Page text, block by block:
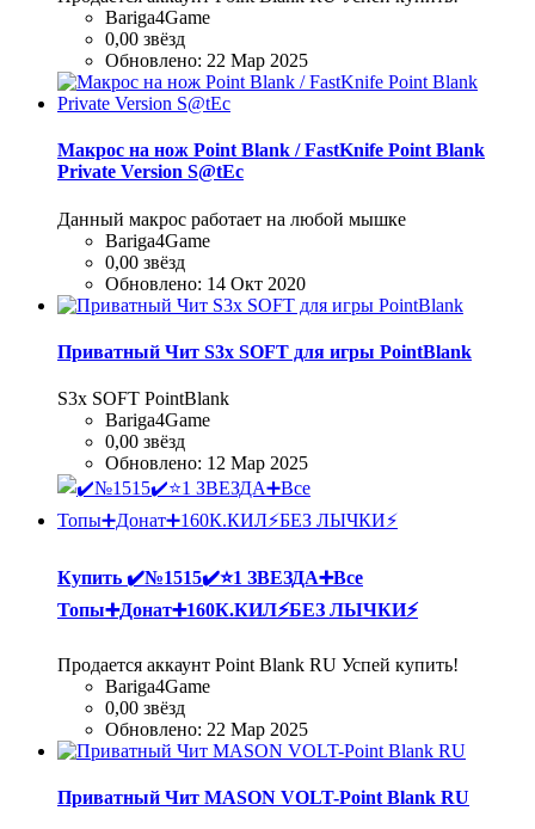
Bariga4Game
0,00 звёзд
Обновлено: 22 Мар 2025
Макрос на нож Point Blank / FastKnife Point Blank
Private Version S@tEc
Данный макрос работает на любой мышке
Bariga4Game
0,00 звёзд
Обновлено: 14 Окт 2020
Приватный Чит S3x SOFT для игры PointBlank
S3x SOFT PointBlank
Bariga4Game
0,00 звёзд
Обновлено: 12 Мар 2025
Купить ✔️№1515✔️⭐️1 ЗВЕЗДА➕Все
Топы➕Донат➕160К.КИЛ⚡БЕЗ ЛЫЧКИ⚡
Продается аккаунт Point Blank RU Успей купить!
Bariga4Game
0,00 звёзд
Обновлено: 22 Мар 2025
Приватный Чит MASON VOLT-Point Blank RU